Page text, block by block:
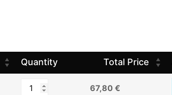
Quantity Total Price
67,80 €